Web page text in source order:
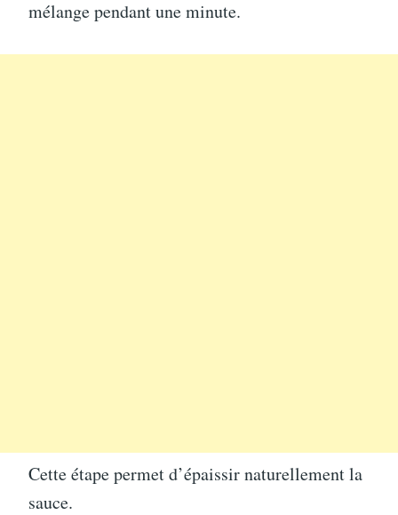
mélange pendant une minute.
Cette étape permet d’épaissir naturellement la
sauce.